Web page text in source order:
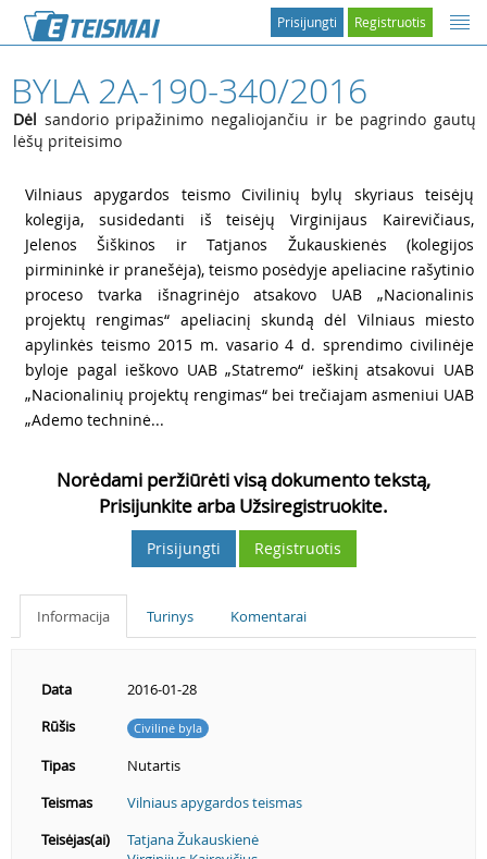
Registruotis
Prisijungti
BYLA 2A-190-340/2016
Dėl sandorio pripažinimo negaliojančiu ir be pagrindo gautų
lėšų priteisimo
Vilniaus apygardos teismo Civilinių bylų skyriaus teisėjų
kolegija, susidedanti iš teisėjų Virginijaus Kairevičiaus,
Jelenos Šiškinos ir Tatjanos Žukauskienės (kolegijos
pirmininkė ir pranešėja), teismo posėdyje apeliacine rašytinio
proceso tvarka išnagrinėjo atsakovo UAB „Nacionalinis
projektų rengimas“ apeliacinį skundą dėl Vilniaus miesto
apylinkės teismo 2015 m. vasario 4 d. sprendimo civilinėje
byloje pagal ieškovo UAB „Statremo“ ieškinį atsakovui UAB
„Nacionalinių projektų rengimas“ bei trečiajam asmeniui UAB
„Ademo techninė...
Norėdami peržiūrėti visą dokumento tekstą,
Prisijunkite arba Užsiregistruokite.
Prisijungti Registruotis
Informacija Turinys Komentarai
Data
2016-01-28
Rūšis
Civilinė byla
Tipas
Nutartis
Teismas
Vilniaus apygardos teismas
Teisėjas(ai)
Tatjana Žukauskienė